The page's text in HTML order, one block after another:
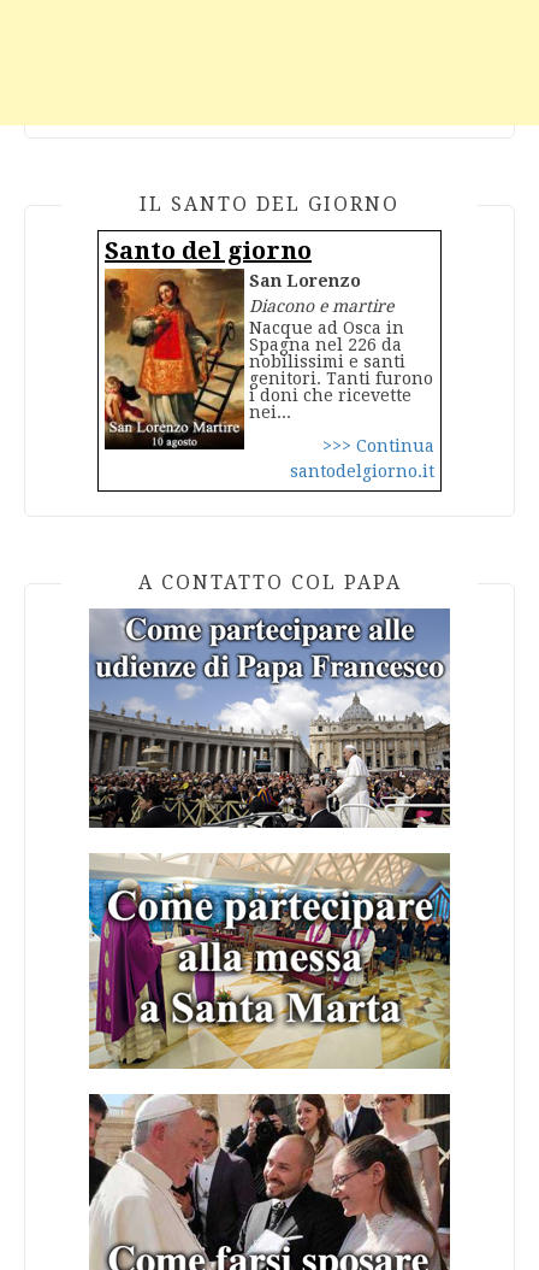
IL SANTO DEL GIORNO
Santo del giorno
San Lorenzo
Diacono e martire
Nacque ad Osca in
Spagna nel 226 da
nobilissimi e santi
genitori. Tanti furono
i doni che ricevette
nei...
>>> Continua
santodelgiorno.it
A CONTATTO COL PAPA